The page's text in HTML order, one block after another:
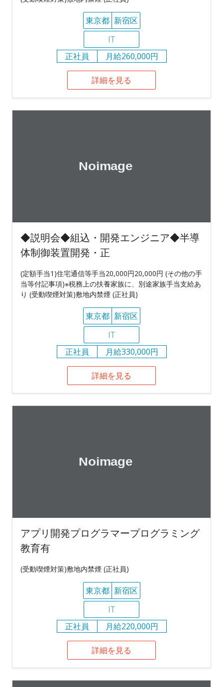
東京都 新宿区
IT
正社員
月給260,000円
詳細を見る
◆説明会◆組込・開発エンジニア◆半導
体制御装置開発・正
(定額手当1)住宅通信等手当20,000円20,000円 (その他の手
当等付記事項)※税務上の扶養家族に、別途家族手当支給あ
り (受動喫煙対策)敷地内禁煙 (正社員)
東京都 新宿区
IT
正社員
月給330,000円
詳細を見る
アプリ開発プログラマープログラミング
教育有
(受動喫煙対策)敷地内禁煙 (正社員)
東京都 新宿区
IT
正社員
月給220,000円
詳細を見る